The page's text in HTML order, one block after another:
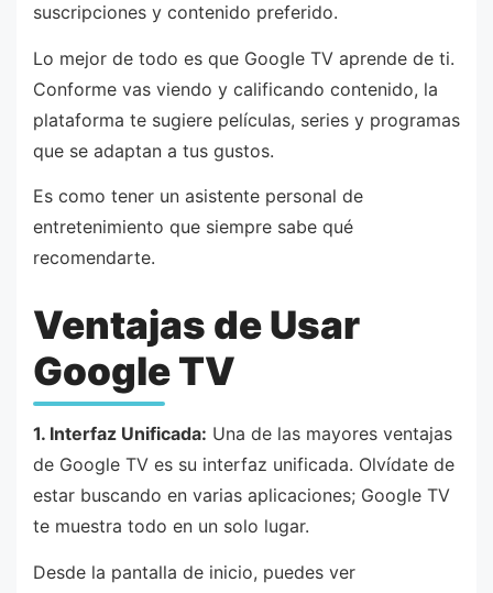
suscripciones y contenido preferido.
Lo mejor de todo es que Google TV aprende de ti.
Conforme vas viendo y calificando contenido, la
plataforma te sugiere películas, series y programas
que se adaptan a tus gustos.
Es como tener un asistente personal de
entretenimiento que siempre sabe qué
recomendarte.
Ventajas de Usar
Google TV
1. Interfaz Unificada: Una de las mayores ventajas
de Google TV es su interfaz unificada. Olvídate de
estar buscando en varias aplicaciones; Google TV
te muestra todo en un solo lugar.
Desde la pantalla de inicio, puedes ver